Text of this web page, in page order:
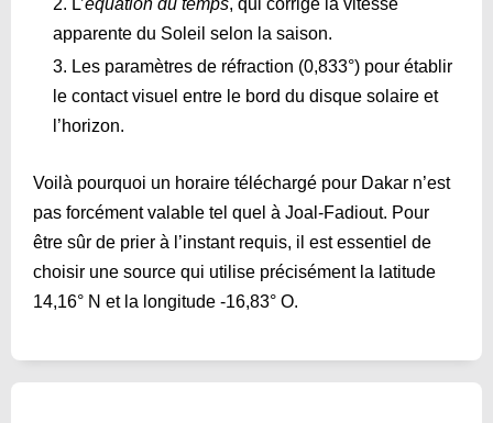
apparente du Soleil selon la saison.
Les paramètres de réfraction (0,833°) pour établir
le contact visuel entre le bord du disque solaire et
l’horizon.
Voilà pourquoi un horaire téléchargé pour Dakar n’est
pas forcément valable tel quel à Joal-Fadiout. Pour
être sûr de prier à l’instant requis, il est essentiel de
choisir une source qui utilise précisément la latitude
14,16° N et la longitude ‑16,83° O.